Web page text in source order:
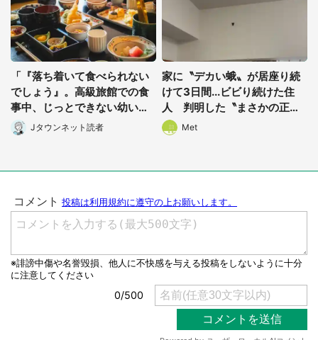
選択する
「『落ち着いて食べられない
でしょう』。高級旅館での食
事中、じっとできない幼い息
子に中年の男性客が...」（東
京都・40代男性）
Jタウンネット読者
家に〝デカい蛾〟が居座り続
けて3日間...ビビり続けた住
人 判明した〝まさかの正
体〟に14万人も困惑
Met